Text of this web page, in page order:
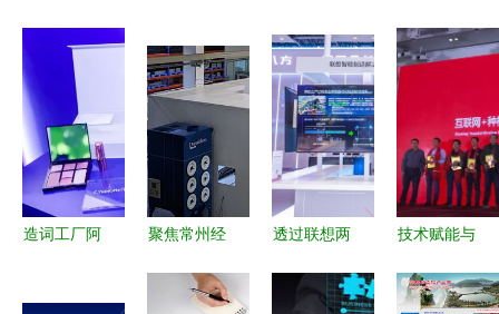
造词工厂阿
念“网紫” 网
聚焦常州经
转型新高地
透过联想两
程，解析
技术赋能与
轮驱动 物